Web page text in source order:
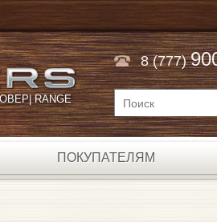
RANGE
8 (777)
ПОКУПАТЕЛЯМ